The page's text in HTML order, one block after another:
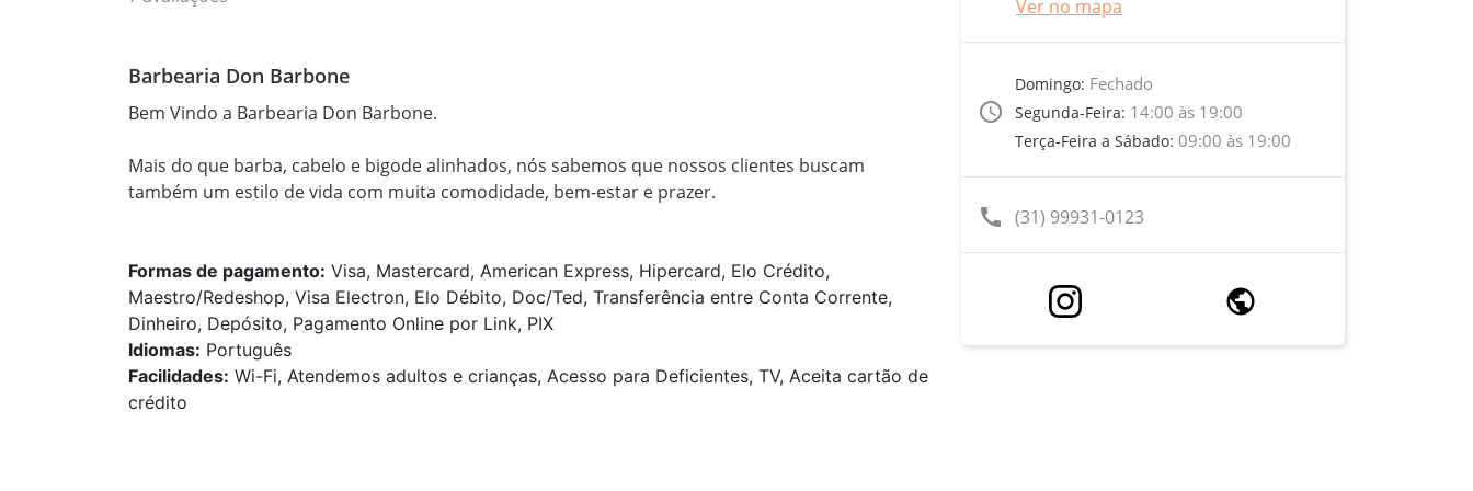
Barbearia Don Barbone
Bem Vindo a Barbearia Don Barbone.
Mais do que barba, cabelo e bigode alinhados, nós sabemos que nossos clientes buscam
também um estilo de vida com muita comodidade, bem-estar e prazer.
Formas de pagamento: Visa, Mastercard, American Express, Hipercard, Elo Crédito,
Maestro/Redeshop, Visa Electron, Elo Débito, Doc/Ted, Transferência entre Conta Corrente,
Dinheiro, Depósito, Pagamento Online por Link, PIX
Idiomas: Português
Facilidades: Wi-Fi, Atendemos adultos e crianças, Acesso para Deficientes, TV, Aceita cartão de
crédito
Ver no mapa
access_time
Domingo: Fechado
Segunda-Feira: 14:00 às 19:00
Terça-Feira a Sábado: 09:00 às 19:00
call (31) 99931-0123